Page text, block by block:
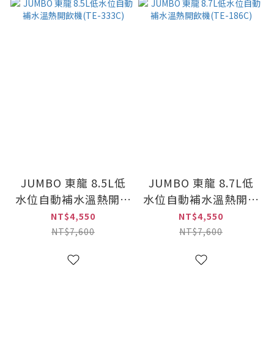
JUMBO 東龍 8.5L低
水位自動補水溫熱開飲
機(TE-333C)
NT$4,550
NT$7,600
JUMBO 東龍 8.7L低
水位自動補水溫熱開飲
機(TE-186C)
NT$4,550
NT$7,600